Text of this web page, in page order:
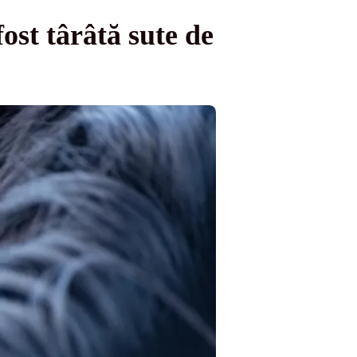
târâtă sute de